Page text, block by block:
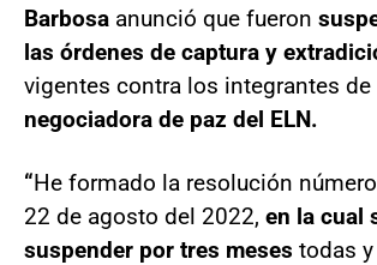
Barbosa anunció que fueron
las órdenes de captura y
vigentes contra los integrantes de
negociadora de paz del ELN.
“He formado la resolución
22 de agosto del 2022, en la cual
suspender por tres meses todas